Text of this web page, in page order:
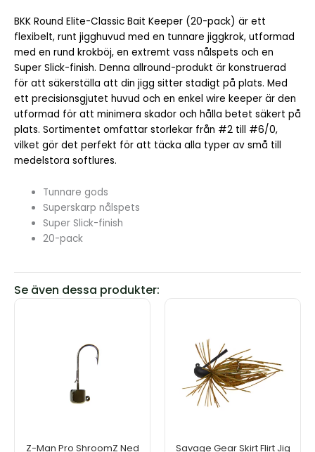
BKK Round Elite-Classic Bait Keeper (20-pack) är ett
flexibelt, runt jigghuvud med en tunnare jiggkrok, utformad
med en rund krokböj, en extremt vass nålspets och en
Super Slick-finish. Denna allround-produkt är konstruerad
för att säkerställa att din jigg sitter stadigt på plats. Med
ett precisionsgjutet huvud och en enkel wire keeper är den
utformad för att minimera skador och hålla betet säkert på
plats. Sortimentet omfattar storlekar från #2 till #6/0,
vilket gör det perfekt för att täcka alla typer av små till
medelstora softlures.
Tunnare gods
Superskarp nålspets
Super Slick-finish
20-pack
Se även dessa produkter:
Z-Man Pro ShroomZ Ned
Den
kan
Savage Gear Skirt Flirt Jig
Den
produkten
varianter.
kan